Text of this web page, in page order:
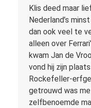
Klis deed maar
Nederland’s
dan ook veel te
alleen over
kwam Jan de
vond hij zijn
Rockefeller-
getrouwd was
zelfbenoemde